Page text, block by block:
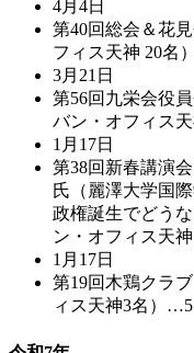
4月4日
第40回総会＆花
フィス天神 20名
3月21日
第56回九栄会役
バン・オフィス
1月17日
第38回新春講演
氏（麗澤大学国
政権誕生でどう
ン・オフィス天
1月17日
第19回木鶏クラ
ィス天神3名）